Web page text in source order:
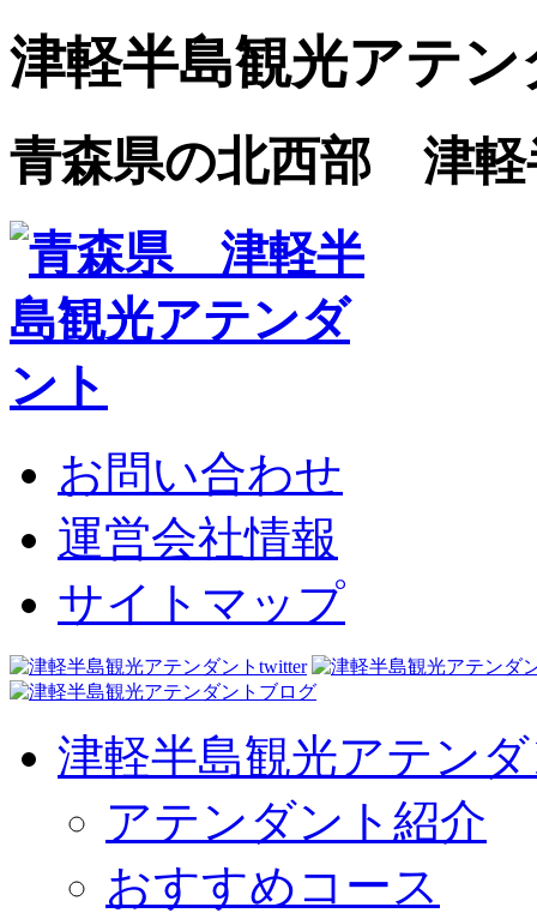
津軽半島観光アテ
青森県の北西部 津軽
お問い合わせ
運営会社情報
サイトマップ
津軽半島観光アテン
アテンダント紹介
おすすめコース